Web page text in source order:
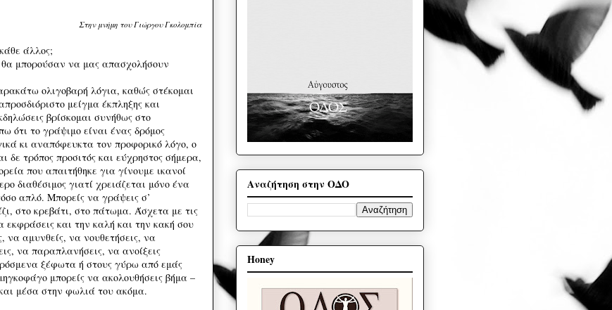
Στην μνήμη του Γιώργου Γκολομπία
άλλος;
μπορούσαν να μας απασχολήσουν
ολιγοβαρή λόγια, καθώς στέκομαι
μείγμα έκπληξης και
βρίσκομαι συνήθως στο
ότι το γράψιμο είναι ένας δρόμος
κι αναπόφευκτα τον προφορικό λόγο, ο
δε τρόπος προσιτός και εύχρηστος σήμερα,
που απαιτήθηκε για γίνουμε ικανοί
διαθέσιμος γιατί χρειάζεται μόνο ένα
απλό. Μπορείς να γράψεις σ’
στο κρεβάτι, στο πάτωμα. Άσχετα με τις
εκφράσεις και την καλή και την κακή σου
να αμυνθείς, να νουθετήσεις, να
να παραπλανήσεις, να ανοίξεις
ξέφωτα ή στους γύρω από εμάς
μπορείς να ακολουθήσεις βήμα –
μέσα στην φωλιά του ακόμα.
Αναζήτηση στην ΟΔΟ
Honey